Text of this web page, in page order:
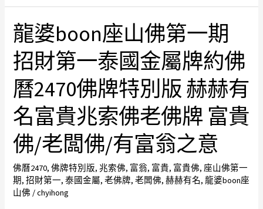
啟
示
新
北
佛
牌
店
特
親
民
佛
招
財
牌
第
一
泰
國
金
屬
龍婆boon座山佛第一期
招財第一泰國金屬牌約佛
曆2470佛牌特別版 赫赫有
名富貴兆索佛老佛牌 富貴
佛/老闆佛/有富翁之意
佛曆2470,佛牌特別版,兆索佛, 富翁, 富貴, 富貴佛,座山佛第一
期,招財第一,泰國金屬,老佛牌,老闆佛,赫赫有名,龍婆boon座
山佛 /chyihong
龍
婆
boon
山
佛
第
一
期
招
財